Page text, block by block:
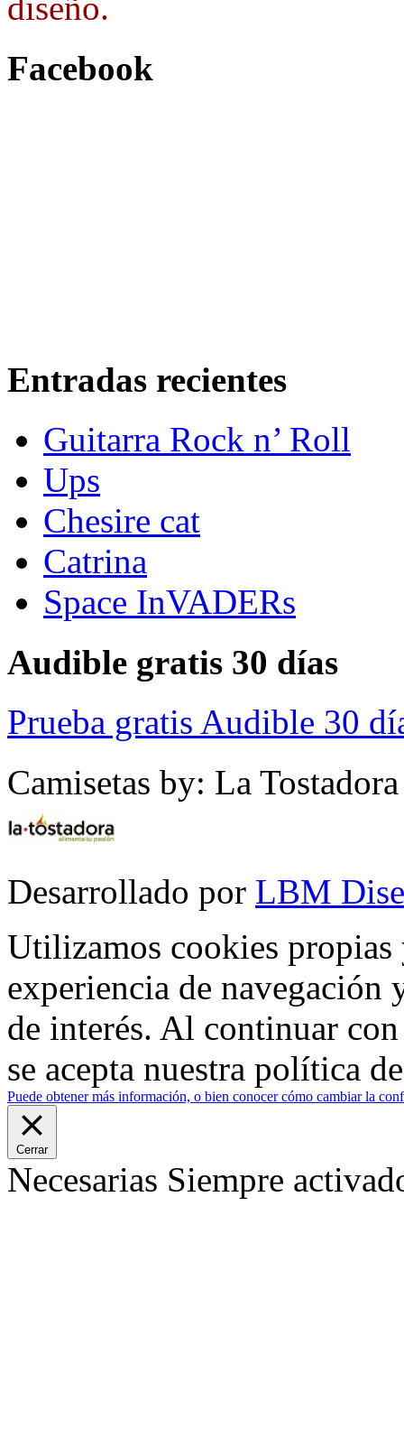
diseño.
Facebook
Entradas recientes
Guitarra Rock n’ Roll
Ups
Chesire cat
Catrina
Space InVADERs
Audible gratis 30 días
Prueba gratis Audible 30
Camisetas by: La Tostadora
Desarrollado por LBM
Utilizamos cookies propias
experiencia de
de interés. Al continuar
se acepta nuestra política
Puede obtener más información, o bien conocer cómo cambiar la
Cerrar
Necesarias Siempre